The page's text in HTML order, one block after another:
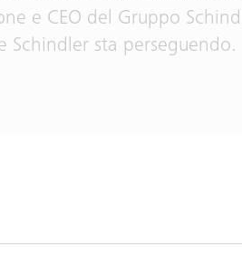
e CEO del Gruppo
Schindler sta perseguendo.